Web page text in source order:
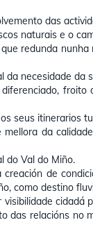
das
naturais e o
redunda
necesidade da
seus itinerarios
da
do Val do Miño.
de
como destino
relacións no